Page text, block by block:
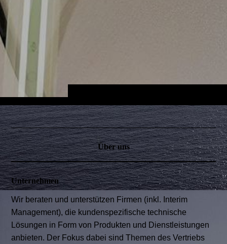
Über uns
Unternehmen
Wir beraten und unterstützen Firmen (inkl. Interim
Management), die kundenspezifische technische
Lösungen in Form von Produkten und Dienstleistungen
anbieten. Der Fokus dabei sind Themen des Vertriebs